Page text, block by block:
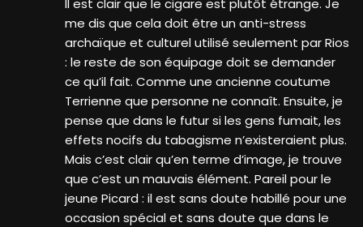
Il est clair que le cigare est plutôt étrange. Je
me dis que cela doit être un anti-stress
archaïque et culturel utilisé seulement par Rios
: le reste de son équipage doit se demander
ce qu’il fait. Comme une ancienne coutume
Terrienne que personne ne connaît. Ensuite, je
pense que dans le futur si les gens fumait, les
effets nocifs du tabagisme n’existeraient plus.
Mais c’est clair qu’en terme d’image, je trouve
que c’est un mauvais élément. Pareil pour le
jeune Picard : il est sans doute habillé pour une
occasion spécial et sans doute que dans le